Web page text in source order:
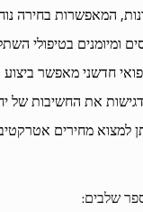
המאפשרות בחירה
ומיומנים בטיפולי
חדשני מאפשר ביצוע
את החשיבות של
למצוא מחירים
שלבים: